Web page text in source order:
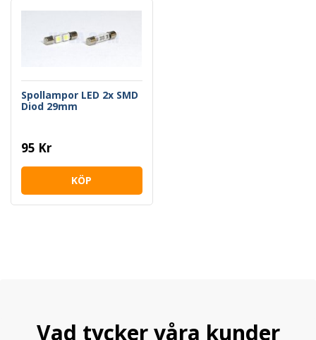
Spollampor LED 2x SMD
Diod 29mm
95 Kr
KÖP
Vad tycker våra kunder